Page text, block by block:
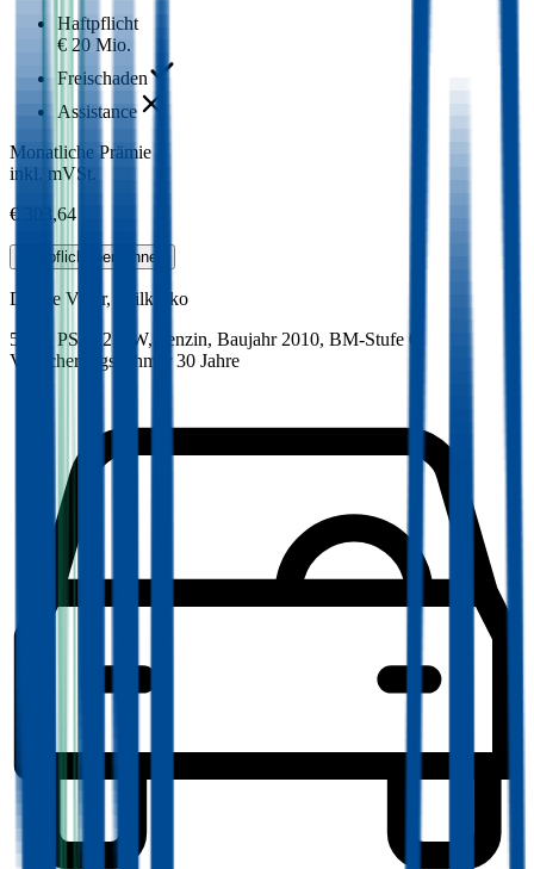
Haftpflicht
€ 20 Mio.
Freischaden
Assistance
Monatliche Prämie
inkl. mVSt.
€ 303,64
Haftpflicht berechnen
Dodge Viper, Teilkasko
505.5 PS/372 KW, benzin, Baujahr 2010, BM-Stufe 0
Versicherungsnehmer 30 Jahre